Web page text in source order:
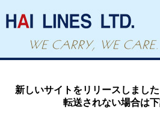
新しいサイトをリリースしまし
転送されない場合は